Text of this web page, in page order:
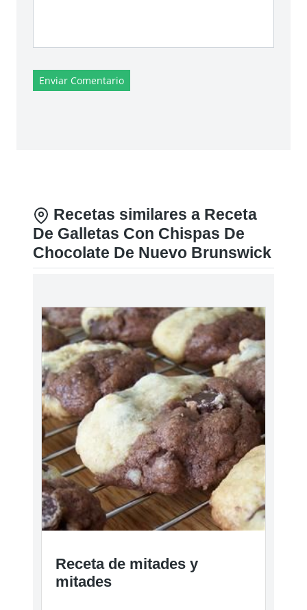
Enviar Comentario
Recetas similares a Receta
De Galletas Con Chispas De
Chocolate De Nuevo Brunswick
Receta de mitades y
mitades